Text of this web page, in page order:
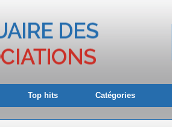
Top hits Catégories